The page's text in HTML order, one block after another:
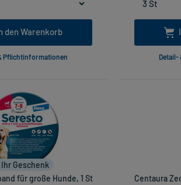
den Warenkorb
Pflichtinformationen
Ihr Geschenk
für große Hunde, 1 St
Centaura